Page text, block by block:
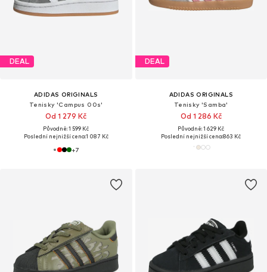
DEAL
ADIDAS ORIGINALS
Tenisky 'Campus 00s'
Od 1 279 Kč
Původně: 1 599 Kč
Poslední nejnižší cena:1 087 Kč
+7
DEAL
ADIDAS ORIGINALS
Tenisky 'Samba'
Od 1 286 Kč
Původně: 1 629 Kč
Poslední nejnižší cena:863 Kč